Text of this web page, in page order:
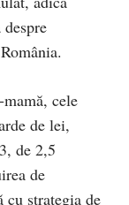
cele
de lei,
de 2,5
de
cu strategia de